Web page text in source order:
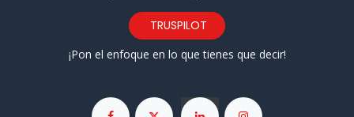
TRUSPILOT
¡Pon el enfoque en lo que tienes que decir!